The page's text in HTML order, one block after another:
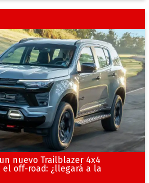
nuevo Trailblazer 4x4
el off-road: ¿llegará a la